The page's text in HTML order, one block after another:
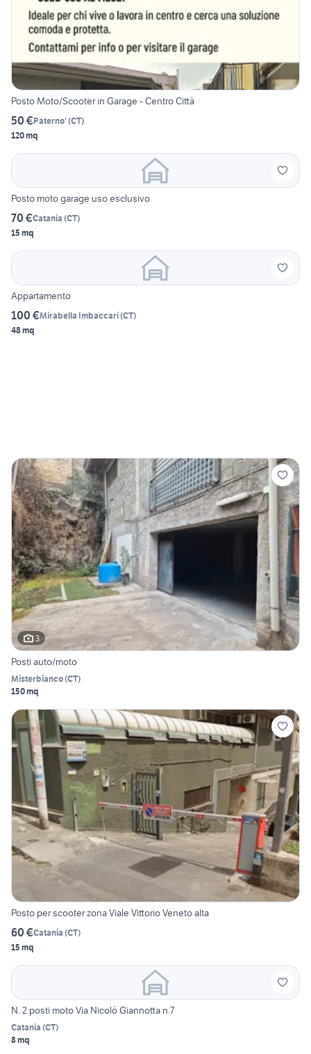
Posto Moto/Scooter in Garage - Centro Città
50 €Paterno' (CT)
120 mq
Posto moto garage uso esclusivo
70 €Catania (CT)
15 mq
Appartamento
100 €Mirabella Imbaccari(CT)
48 mq
3
Posti auto/moto
Misterbianco(CT)
150 mq
Posto per scooter zona Viale Vittorio Veneto alta
60 €Catania (CT)
15 mq
N. 2 posti moto Via Nicolò Giannotta n.7
Catania (CT)
8 mq